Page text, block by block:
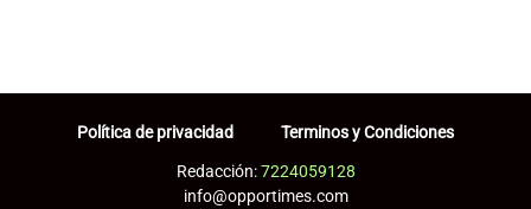
Política de privacidad Terminos y Condiciones
Redacción:7224059128
info@opportimes.com